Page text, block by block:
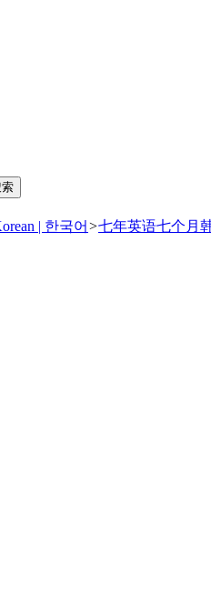
| 한국어 >七年英语七个月